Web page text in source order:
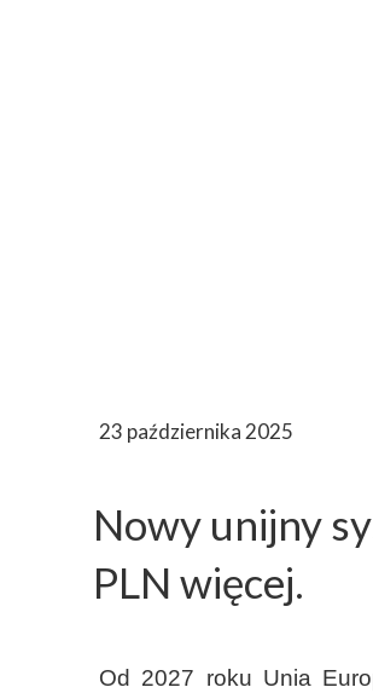
23 października 2025
Nowy unijny
PLN więcej.
Od 2027 roku Unia